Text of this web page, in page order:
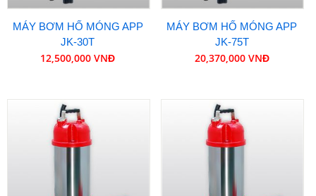
MÁY BƠM HỐ MÓNG APP
JK-30T
12,500,000 VNĐ
MÁY BƠM HỐ MÓNG APP
JK-75T
20,370,000 VNĐ